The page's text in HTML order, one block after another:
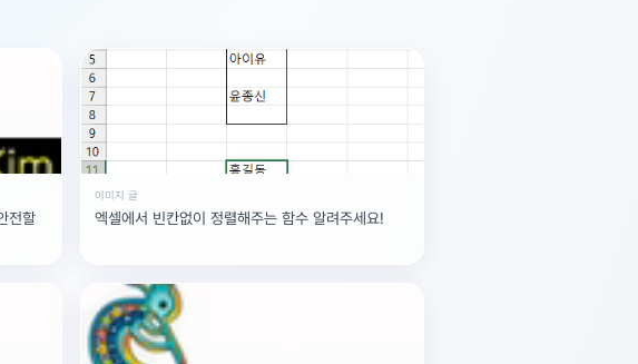
전할
이미지 글
엑셀에서 빈칸없이 정렬해주는 함수 알려주세요!